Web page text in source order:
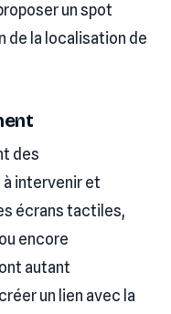
un spot
de la localisation de
des
intervenir et
écrans tactiles,
encore
autant
un lien avec la